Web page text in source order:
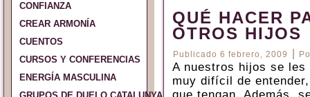
CONFIANZA
CREAR ARMONÍA
CUENTOS
CURSOS Y CONFERENCIAS
ENERGÍA MASCULINA
QUÉ HACER
OTROS HIJOS
Publicado 6 febrero, 2009
A nuestros hijos se les
muy difícil de